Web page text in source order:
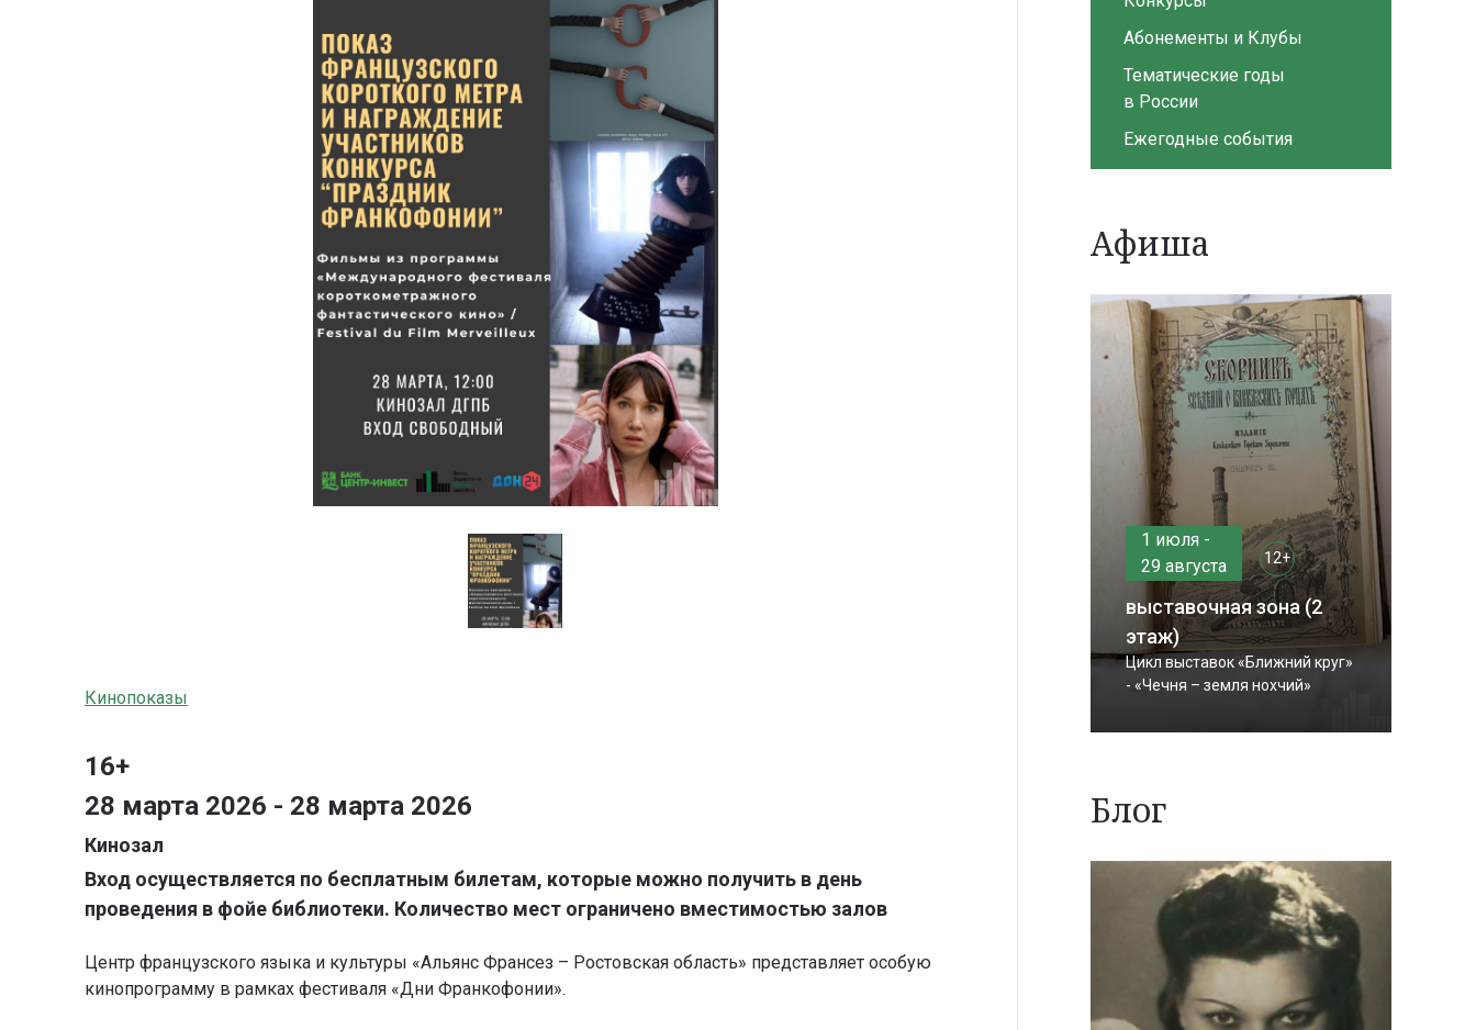
Кинопоказы
16+
28 марта 2026 - 28 марта 2026
Кинозал
Вход осуществляется по бесплатным билетам, которые можно получить в день
проведения в фойе библиотеки. Количество мест ограничено вместимостью залов
Центр французского языка и культуры «Альянс Франсез – Ростовская область» представляет особую
кинопрограмму в рамках фестиваля «Дни Франкофонии».
Абонементы и Клубы
Тематические годы
в России
Ежегодные события
Афиша
1 июля -
29 августа
12+
выставочная зона (2
этаж)
Цикл выставок «Ближний круг»
- «Чечня – земля нохчий»
Блог